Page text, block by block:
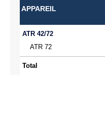
APPAREIL
ATR 42/72
ATR 72
Total